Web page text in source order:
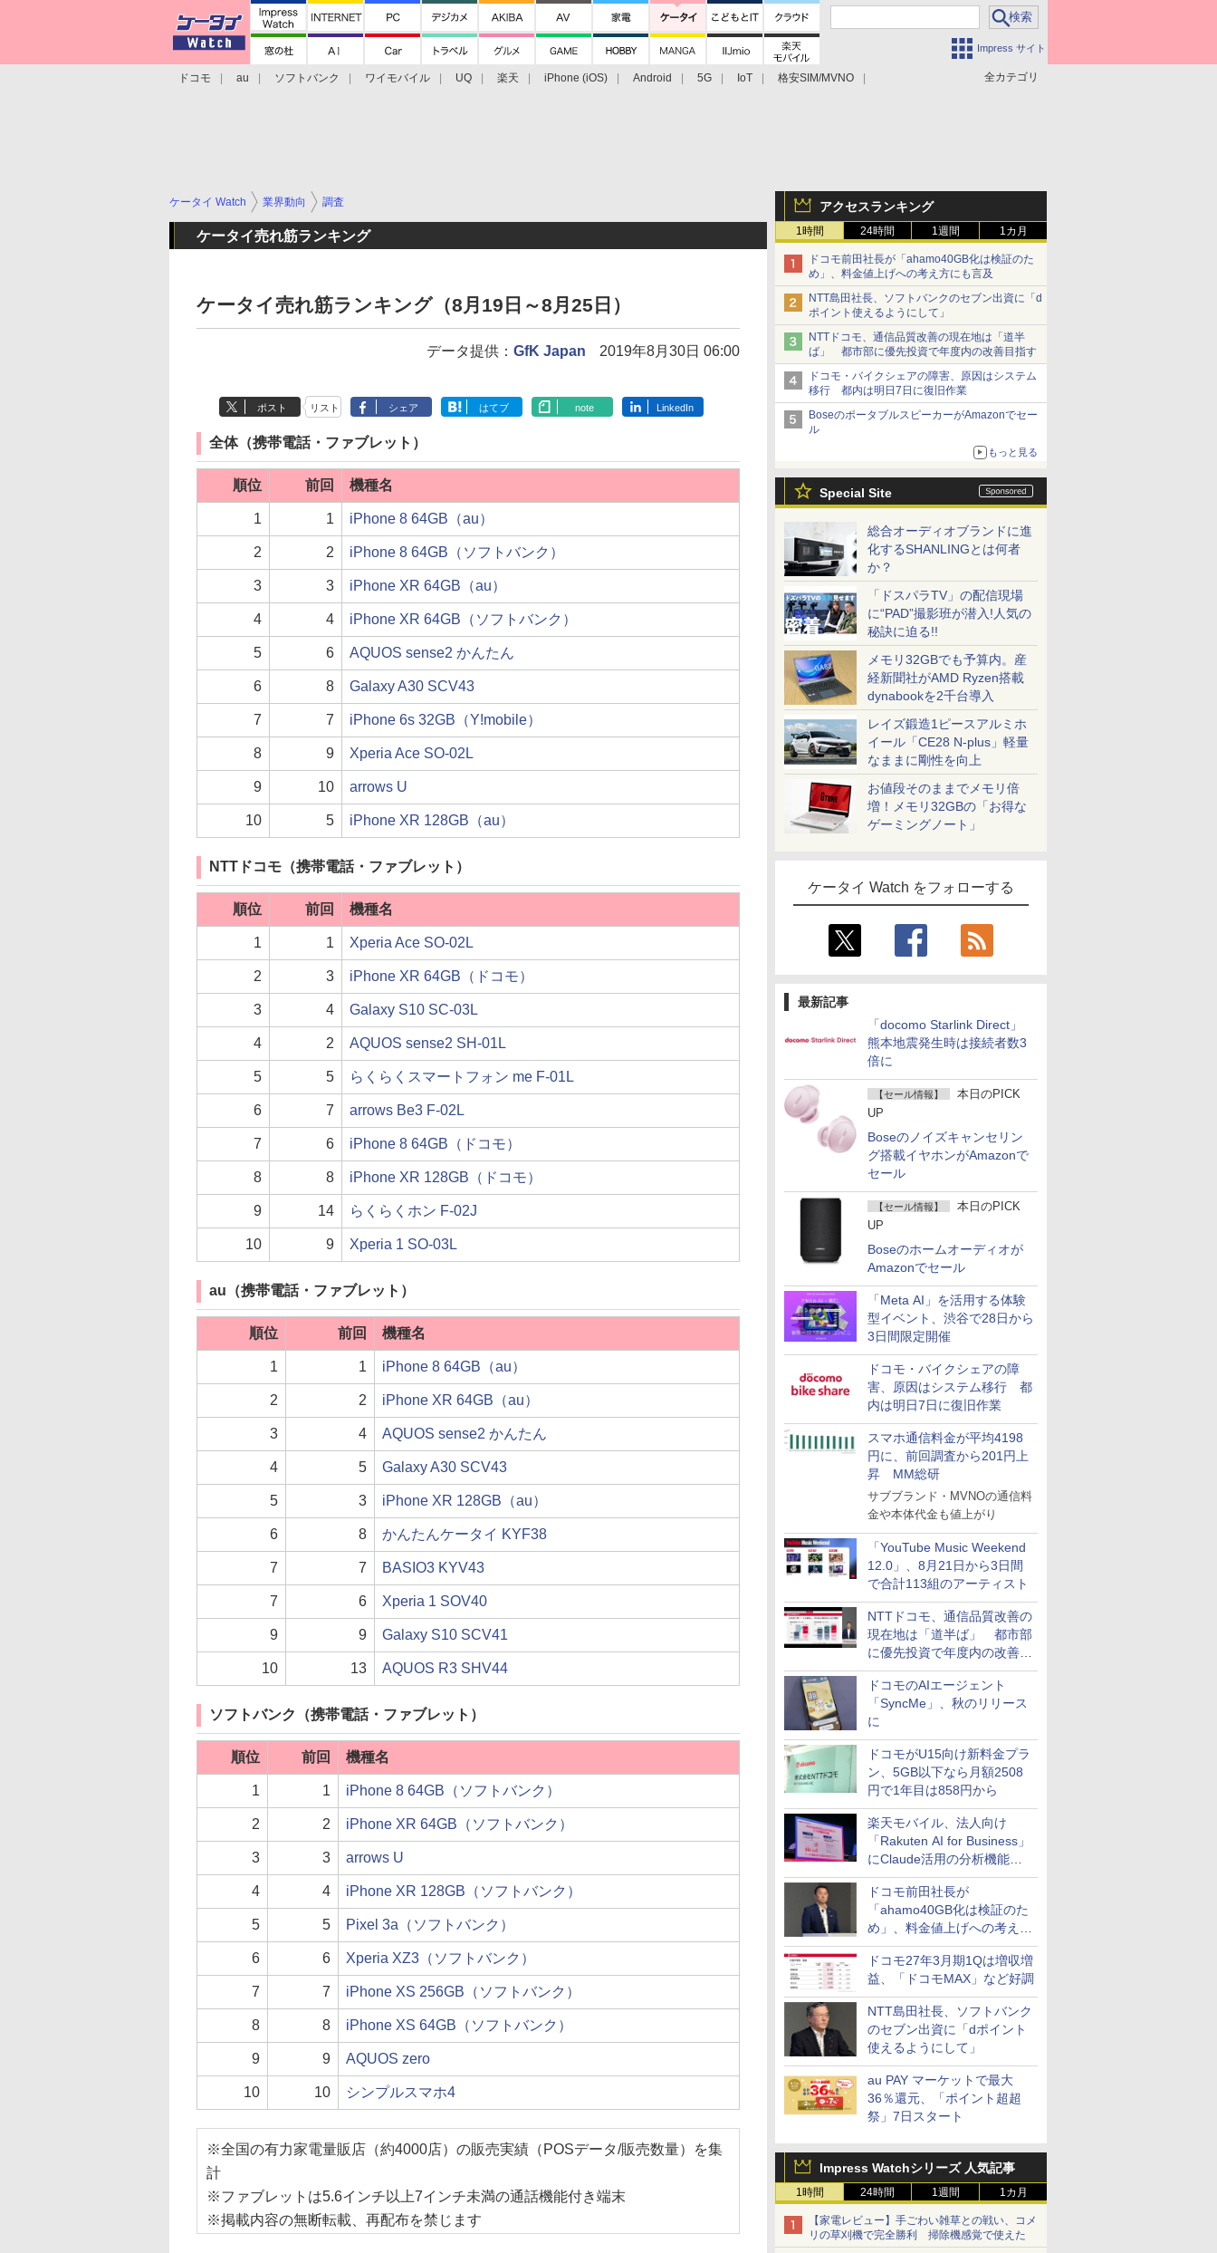
Impress サイト
全カテゴリ
ドコモ au ソフトバンク ワイモバイル UQ 楽天 iPhone (iOS) Android 5G IoT
格安SIM/MVNO
アクセスランキング
1時間 24時間 1週間 1カ月
ドコモ前田社長が「ahamo40GB化は検証のた
め」、料金値上げへの考え方にも言及
NTT島田社長、ソフトバンクのセブン出資に「d
ポイント使えるようにして」
NTTドコモ、通信品質改善の現在地は「道半
ば」 都市部に優先投資で年度内の改善目指す
ドコモ・バイクシェアの障害、原因はシステム
移行 都内は明日7日に復旧作業
BoseのポータブルスピーカーがAmazonでセー
ル
もっと見る
Special Site
総合オーディオブランドに進
化するSHANLINGとは何者
か？
「ドスパラTV」の配信現場
に“PAD”撮影班が潜入!人気の
秘訣に迫る!!
メモリ32GBでも予算内。産
経新聞社がAMD Ryzen搭載
dynabookを2千台導入
レイズ鍛造1ピースアルミホ
イール「CE28 N-plus」軽量
なままに剛性を向上
お値段そのままでメモリ倍
増！メモリ32GBの「お得な
ゲーミングノート」
ケータイ Watch をフォローする
最新記事
「docomo Starlink Direct」
熊本地震発生時は接続者数3
倍に
【セール情報】
本日のPICK
UP
Boseのノイズキャンセリン
グ搭載イヤホンがAmazonで
セール
【セール情報】
本日のPICK
UP
Boseのホームオーディオが
Amazonでセール
「Meta AI」を活用する体験
型イベント、渋谷で28日から
3日間限定開催
ドコモ・バイクシェアの障
害、原因はシステム移行 都
内は明日7日に復旧作業
スマホ通信料金が平均4198
円に、前回調査から201円上
昇 MM総研
サブブランド・MVNOの通信料
金や本体代金も値上がり
「YouTube Music Weekend
12.0」、8月21日から3日間
で合計113組のアーティスト
NTTドコモ、通信品質改善の
現在地は「道半ば」 都市部
に優先投資で年度内の改善目
指す
ドコモのAIエージェント
「SyncMe」、秋のリリース
に
ドコモがU15向け新料金プラ
ン、5GB以下なら月額2508
円で1年目は858円から
楽天モバイル、法人向け
「Rakuten AI for Business」
にClaude活用の分析機能な
どを追加
ドコモ前田社長が
「ahamo40GB化は検証のた
め」、料金値上げへの考え方
にも言及
ドコモ27年3月期1Qは増収増
益、「ドコモMAX」など好調
NTT島田社長、ソフトバンク
のセブン出資に「dポイント
使えるようにして」
au PAY マーケットで最大
36％還元、「ポイント超超
祭」7日スタート
Impress Watchシリーズ 人気記事
1時間 24時間 1週間 1カ月
【家電レビュー】手ごわい雑草との戦い、コメ
リの草刈機で完全勝利 掃除機感覚で使えた
ケータイ Watch 業界動向 調査
ケータイ売れ筋ランキング
ケータイ売れ筋ランキング（8月19日～8月25日）
データ提供： GfK Japan 2019年8月30日 06:00
ポスト リスト シェア はてブ note LinkedIn
全体（携帯電話・ファブレット）
順位 前回 機種名
1 1 iPhone 8 64GB（au）
2 2 iPhone 8 64GB（ソフトバンク）
3 3 iPhone XR 64GB（au）
4 4 iPhone XR 64GB（ソフトバンク）
5 6 AQUOS sense2 かんたん
6 8 Galaxy A30 SCV43
7 7 iPhone 6s 32GB（Y!mobile）
8 9 Xperia Ace SO-02L
9 10 arrows U
10 5 iPhone XR 128GB（au）
NTTドコモ（携帯電話・ファブレット）
順位 前回 機種名
1 1 Xperia Ace SO-02L
2 3 iPhone XR 64GB（ドコモ）
3 4 Galaxy S10 SC-03L
4 2 AQUOS sense2 SH-01L
5 5 らくらくスマートフォン me F-01L
6 7 arrows Be3 F-02L
7 6 iPhone 8 64GB（ドコモ）
8 8 iPhone XR 128GB（ドコモ）
9 14 らくらくホン F-02J
10 9 Xperia 1 SO-03L
au（携帯電話・ファブレット）
順位 前回 機種名
1 1 iPhone 8 64GB（au）
2 2 iPhone XR 64GB（au）
3 4 AQUOS sense2 かんたん
4 5 Galaxy A30 SCV43
5 3 iPhone XR 128GB（au）
6 8 かんたんケータイ KYF38
7 7 BASIO3 KYV43
7 6 Xperia 1 SOV40
9 9 Galaxy S10 SCV41
10 13 AQUOS R3 SHV44
ソフトバンク（携帯電話・ファブレット）
順位 前回 機種名
1 1 iPhone 8 64GB（ソフトバンク）
2 2 iPhone XR 64GB（ソフトバンク）
3 3 arrows U
4 4 iPhone XR 128GB（ソフトバンク）
5 5 Pixel 3a（ソフトバンク）
6 6 Xperia XZ3（ソフトバンク）
7 7 iPhone XS 256GB（ソフトバンク）
8 8 iPhone XS 64GB（ソフトバンク）
9 9 AQUOS zero
10 10 シンプルスマホ4
※全国の有力家電量販店（約4000店）の販売実績（POSデータ/販売数量）を集
計
※ファブレットは5.6インチ以上7インチ未満の通話機能付き端末
※掲載内容の無断転載、再配布を禁じます